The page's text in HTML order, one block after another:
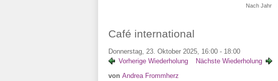
Nach Jahr
Café international
Donnerstag, 23. Oktober 2025, 16:00 - 18:00
Vorherige Wiederholung
Nächste Wiederholung
von Andrea Frommherz